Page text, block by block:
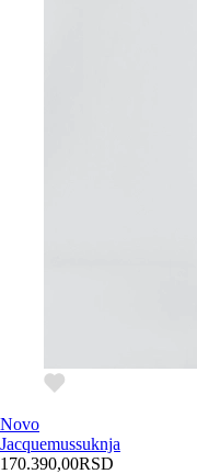
Novo
Jacquemussuknja
170.390,00RSD